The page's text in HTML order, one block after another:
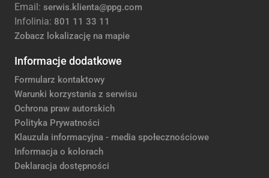
Email: serwis.klienta@ppg.com
Infolinia: 801 11 33 11
Zobacz lokalizację na mapie
Informacje dodatkowe
Formularz kontaktowy
Warunki korzystania z serwisu
Ochrona praw autorskich
Polityka Prywatności
Klauzula informacyjna - media społecznościowe
Informacja o kolorach
Deklaracja dostępności